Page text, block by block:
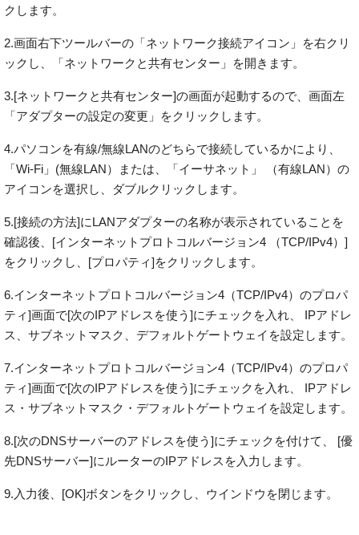
クします。
2.画面右下ツールバーの「ネットワーク接続アイコン」を右クリ
ックし、「ネットワークと共有センター」を開きます。
3.[ネットワークと共有センター]の画面が起動するので、画面左
「アダプターの設定の変更」をクリックします。
4.パソコンを有線/無線LANのどちらで接続しているかにより、
「Wi-Fi」(無線LAN）または、「イーサネット」 （有線LAN）の
アイコンを選択し、ダブルクリックします。
5.[接続の方法]にLANアダプターの名称が表示されていることを
確認後、[インターネットプロトコルバージョン4 （TCP/IPv4）]
をクリックし、[プロパティ]をクリックします。
6.インターネットプロトコルバージョン4（TCP/IPv4）のプロパ
ティ]画面で[次のIPアドレスを使う]にチェックを入れ、 IPアドレ
ス、サブネットマスク、デフォルトゲートウェイを設定します。
7.インターネットプロトコルバージョン4（TCP/IPv4）のプロパ
ティ]画面で[次のIPアドレスを使う]にチェックを入れ、 IPアドレ
ス・サブネットマスク・デフォルトゲートウェイを設定します。
8.[次のDNSサーバーのアドレスを使う]にチェックを付けて、 [優
先DNSサーバー]にルーターのIPアドレスを入力します。
9.入力後、[OK]ボタンをクリックし、ウインドウを閉じます。